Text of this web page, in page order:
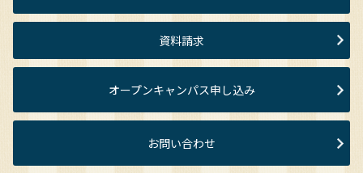
資料請求
オープンキャンパス申し込み
お問い合わせ